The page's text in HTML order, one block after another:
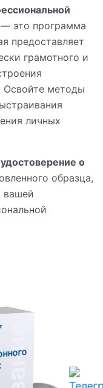
— это программа
предоставляет
грамотного и
Освойте методы
личных
удостоверение о
образца,
вашей